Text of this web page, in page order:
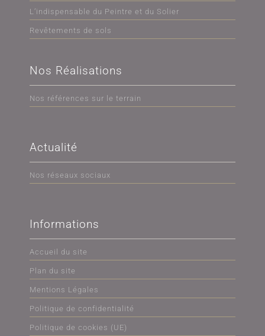
L’indispensable du Peintre et du Solier
Revêtements de sols
Nos Réalisations
Nos références sur le terrain
Actualité
Nos réseaux sociaux
Informations
Accueil du site
Plan du site
Mentions Légales
Politique de confidentialité
Politique de cookies (UE)